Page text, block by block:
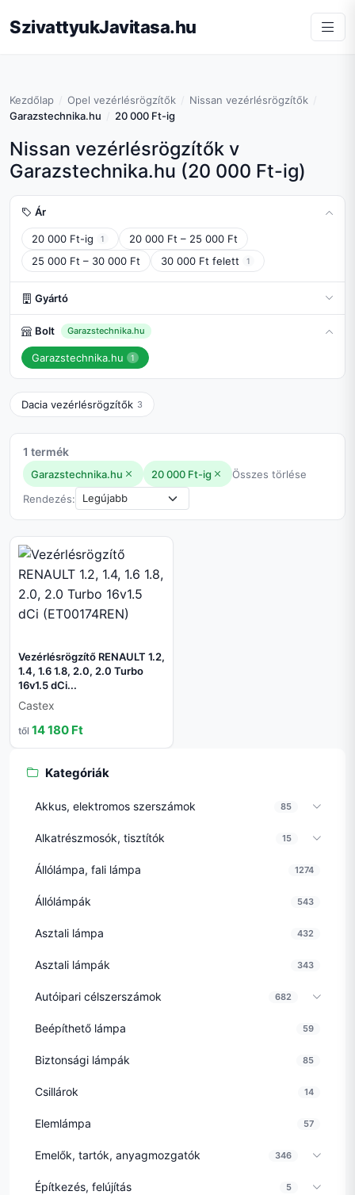
SzivattyukJavitasa.hu
Kezdőlap Opel vezérlésrögzítők
Nissan vezérlésrögzítők
Garazstechnika.hu
20 000 Ft-ig
Nissan vezérlésrögzítők v
Garazstechnika.hu (20 000 Ft-ig)
Ár
20 000 Ft-ig 1
20 000 Ft – 25 000 Ft
25 000 Ft – 30 000 Ft
30 000 Ft felett 1
Gyártó
Bolt Garazstechnika.hu
Garazstechnika.hu 1
Dacia vezérlésrögzítők 3
1 termék
Garazstechnika.hu 20 000 Ft-ig
Összes törlése
Rendezés:
Vezérlésrögzítő RENAULT 1.2,
1.4, 1.6 1.8, 2.0, 2.0 Turbo
16v1.5 dCi...
Castex
től 14 180 Ft
Kategóriák
Akkus, elektromos szerszámok 85
Alkatrészmosók, tisztítók 15
Állólámpa, fali lámpa 1274
Állólámpák 543
Asztali lámpa 432
Asztali lámpák 343
Autóipari célszerszámok 682
Beépíthető lámpa 59
Biztonsági lámpák 85
Csillárok 14
Elemlámpa 57
Emelők, tartók, anyagmozgatók 346
Építkezés, felújítás 5